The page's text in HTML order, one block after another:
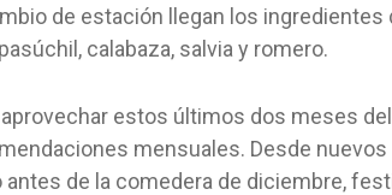
de estación llegan los
calabaza, salvia y romero.
aprovechar estos últimos dos meses
mensuales. Desde
antes de la comedera de diciembre,